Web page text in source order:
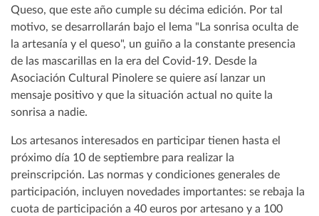
Queso, que este año cumple su décima edición. Por tal
motivo, se desarrollarán bajo el lema "La sonrisa oculta de
la artesanía y el queso", un guiño a la constante presencia
de las mascarillas en la era del Covid-19. Desde la
Asociación Cultural Pinolere se quiere así lanzar un
mensaje positivo y que la situación actual no quite la
sonrisa a nadie.
Los artesanos interesados en participar tienen hasta el
próximo día 10 de septiembre para realizar la
preinscripción. Las normas y condiciones generales de
participación, incluyen novedades importantes: se rebaja la
cuota de participación a 40 euros por artesano y a 100